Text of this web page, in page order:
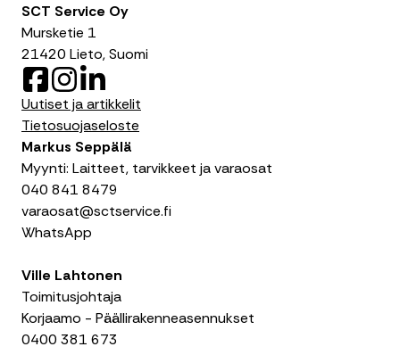
SCT Service Oy
Mursketie 1
21420 Lieto, Suomi
F
a
c
e
o
k
n
s
t
g
a
m
i
n
k
d
Uutiset ja artikkelit
Tietosuojaseloste
Markus Seppälä
Myynti: Laitteet, tarvikkeet ja varaosat
040 841 8479
varaosat@sctservice.fi
WhatsApp
Ville Lahtonen
Toimitusjohtaja
Korjaamo - Päällirakenneasennukset
0400 381 673